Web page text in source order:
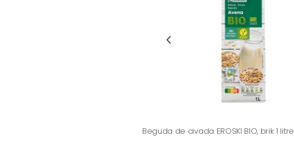
Beguda de civada EROSKI BIO, brik 1 litre